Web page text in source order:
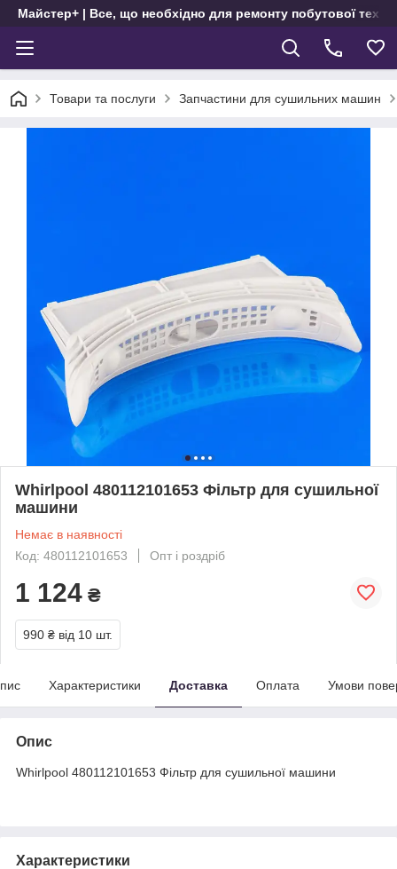
Майстер+ | Все, що необхідно для ремонту побутової
Товари та послуги Запчастини для сушильних машин
Whirlpool 480112101653 Фільтр для сушильної
машини
Немає в наявності
Код: 480112101653
Опт і роздріб
1 124 ₴
990 ₴ від 10 шт.
Характеристики Доставка Оплата Умови
Опис
Whirlpool 480112101653 Фільтр для сушильної машини
Характеристики